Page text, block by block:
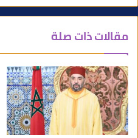
مقالات ذات صلة